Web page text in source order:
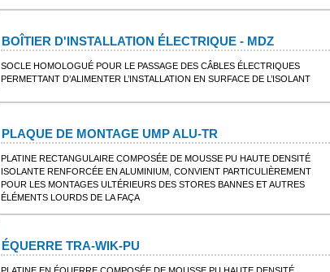
BOÎTIER D'INSTALLATION ÉLECTRIQUE - MDZ
SOCLE HOMOLOGUÉ POUR LE PASSAGE DES CÂBLES ÉLECTRIQUES
PERMETTANT D’ALIMENTER L’INSTALLATION EN SURFACE DE L’ISOLANT
PLAQUE DE MONTAGE UMP ALU-TR
PLATINE RECTANGULAIRE COMPOSÉE DE MOUSSE PU HAUTE DENSITÉ
ISOLANTE RENFORCÉE EN ALUMINIUM, CONVIENT PARTICULIÈREMENT
POUR LES MONTAGES ULTÉRIEURS DES STORES BANNES ET AUTRES
ÉLÉMENTS LOURDS DE LA FAÇA
ÉQUERRE TRA-WIK-PU